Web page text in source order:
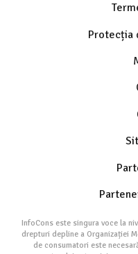
Protecția
InfoCons este singura voce la
drepturi depline a Organizației
de consumatori este